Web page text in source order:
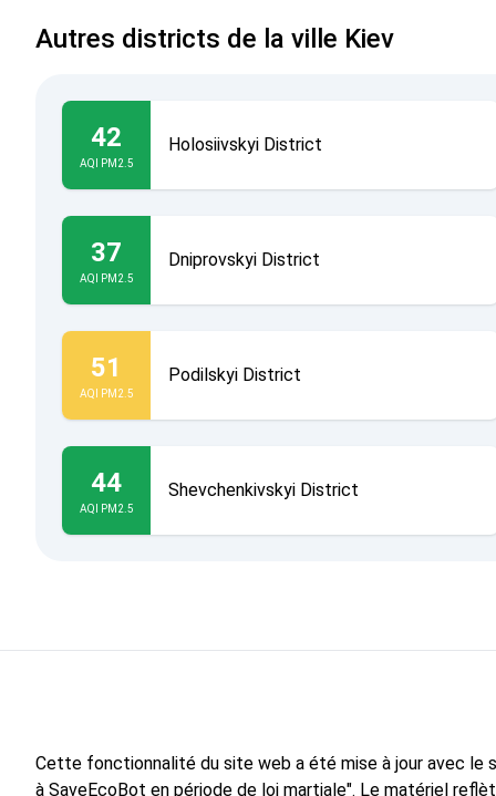
Autres districts de la ville Kiev
42
AQI PM2.5
Holosiivskyi District
37
AQI PM2.5
Dniprovskyi District
51
AQI PM2.5
Podilskyi District
44
AQI PM2.5
Shevchenkivskyi District
Cette fonctionnalité du site web a été mise à jour avec le
à SaveEcoBot en période de loi martiale". Le matériel